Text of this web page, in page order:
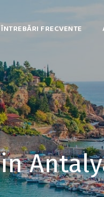
ÎNTREBĂRI FRECVENTE